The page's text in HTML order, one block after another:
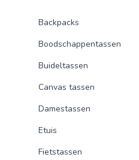
Producten
Product
Backpacks
Boodschappentassen
Buideltassen
Canvas tassen
Damestassen
Etuis
Fietstassen